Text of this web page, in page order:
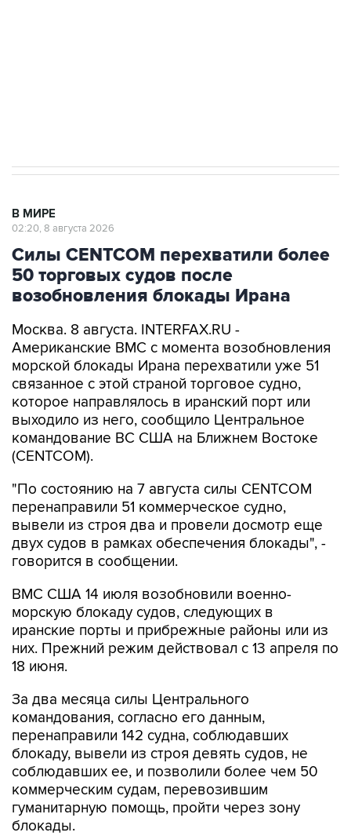
В МИРЕ
02:20, 8 августа 2026
Силы CENTCOM перехватили более
50 торговых судов после
возобновления блокады Ирана
Москва. 8 августа. INTERFAX.RU -
Американские ВМС с момента возобновления
морской блокады Ирана перехватили уже 51
связанное с этой страной торговое судно,
которое направлялось в иранский порт или
выходило из него, сообщило Центральное
командование ВС США на Ближнем Востоке
(CENTCOM).
"По состоянию на 7 августа силы CENTCOM
перенаправили 51 коммерческое судно,
вывели из строя два и провели досмотр еще
двух судов в рамках обеспечения блокады", -
говорится в сообщении.
ВМС США 14 июля возобновили военно-
морскую блокаду судов, следующих в
иранские порты и прибрежные районы или из
них. Прежний режим действовал с 13 апреля по
18 июня.
За два месяца силы Центрального
командования, согласно его данным,
перенаправили 142 судна, соблюдавших
блокаду, вывели из строя девять судов, не
соблюдавших ее, и позволили более чем 50
коммерческим судам, перевозившим
гуманитарную помощь, пройти через зону
блокады.